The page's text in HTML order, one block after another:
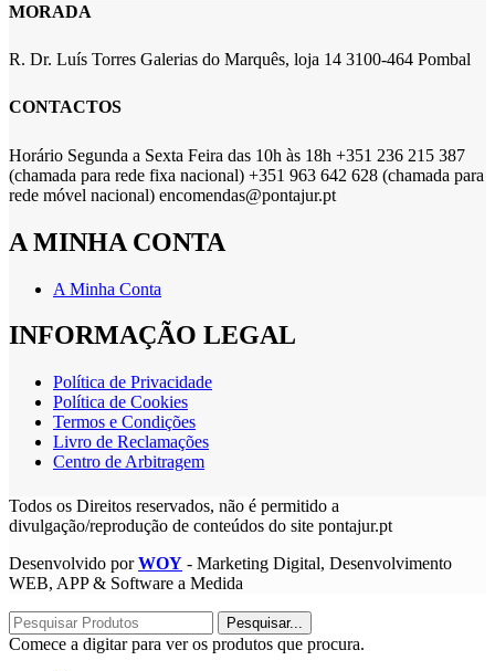
MORADA
R. Dr. Luís Torres Galerias do Marquês, loja 14 3100-464 Pombal
CONTACTOS
Horário Segunda a Sexta Feira das 10h às 18h +351 236 215 387
(chamada para rede fixa nacional) +351 963 642 628 (chamada para
rede móvel nacional) encomendas@pontajur.pt
A MINHA CONTA
A Minha Conta
INFORMAÇÃO LEGAL
Política de Privacidade
Política de Cookies
Termos e Condições
Livro de Reclamações
Centro de Arbitragem
Todos os Direitos reservados, não é permitido a
divulgação/reprodução de conteúdos do site pontajur.pt
Desenvolvido porWOY - Marketing Digital, Desenvolvimento
WEB, APP & Software a Medida
Pesquisar...
Comece a digitar para ver os produtos que procura.